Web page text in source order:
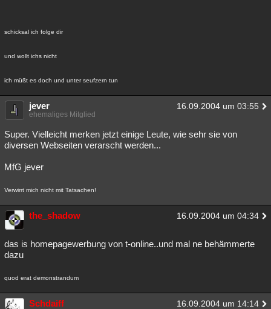
schicksal ich folge dir
und wollt ichs nicht
ich müßt es doch und unter seufzern tun
jever 16.09.2004 um 03:55
ehemaliges Mitglied
Super. Vielleicht merken jetzt einige Leute, wie sehr sie von
diversen Webseiten verarscht werden...
MfG jever
Verwirrt mich nicht mit Tatsachen!
the_shadow 16.09.2004 um 04:34
das is homepagewerbung von t-online..und mal ne behämmerte
dazu
quod erat demonstrandum
Schdaiff 16.09.2004 um 14:14